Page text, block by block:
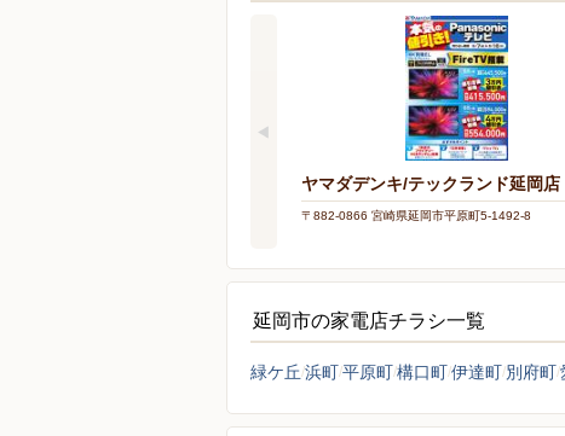
ヤマダデンキ/テックランド延岡店
〒882-0866 宮崎県延岡市平原町5-1492-8
延岡市の家電店チラシ一覧
緑ケ丘 浜町平原町構口町伊達町 別府町